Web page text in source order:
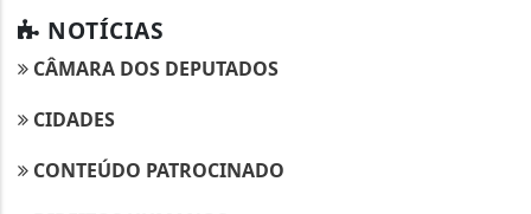
NOTÍCIAS
CÂMARA DOS DEPUTADOS
CIDADES
CONTEÚDO PATROCINADO